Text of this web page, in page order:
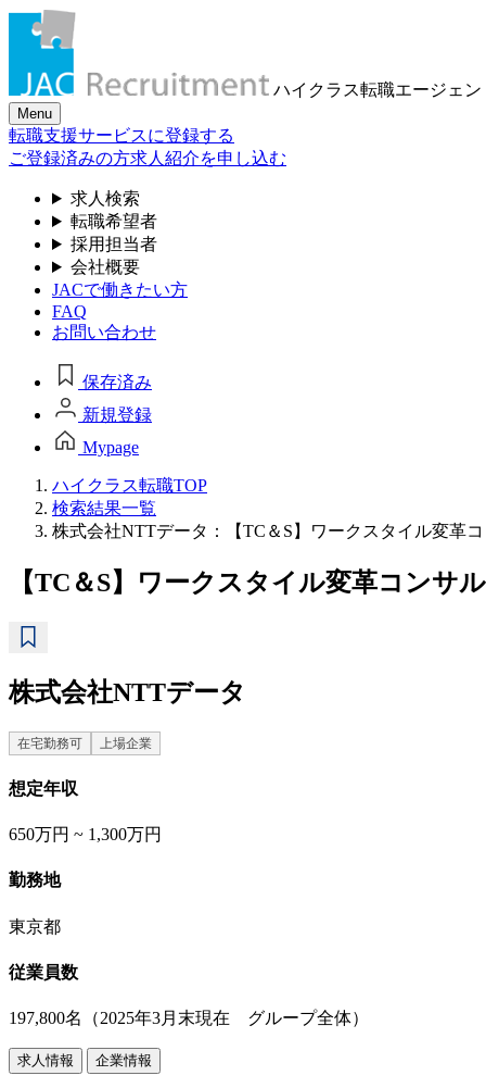
ハイクラス転職エージェン
Menu
転職支援サービスに登録する
ご登録済みの方求人紹介を申し込む
求人検索
転職希望者
採用担当者
会社概要
JACで働きたい方
FAQ
お問い合わせ
保存済み
新規登録
Mypage
ハイクラス転職TOP
検索結果一覧
株式会社NTTデータ：【TC＆S】ワークスタイル変革
【TC＆S】ワークスタイル変革コン
株式会社NTTデータ
在宅勤務可 上場企業
想定年収
650万円 ~ 1,300万円
勤務地
東京都
従業員数
197,800名（2025年3月末現在 グループ全体）
求人情報 企業情報